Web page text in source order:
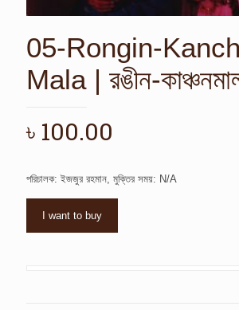
05-Rongin-
Mala | রঙীন-
৳ 100.00
পরিচালক: ইজজুর রহমান, মুক্তির সময়: N/A
I want to buy